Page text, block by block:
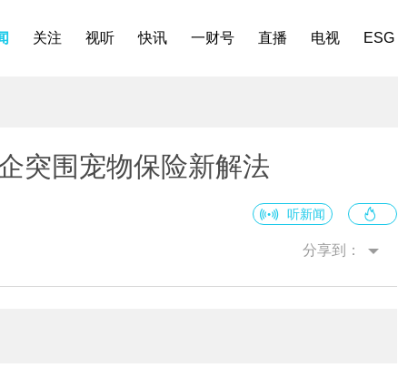
关注 视听 快讯 一财号 直播 电视 ESG
突围宠物保险新解法
听新闻
分享到：